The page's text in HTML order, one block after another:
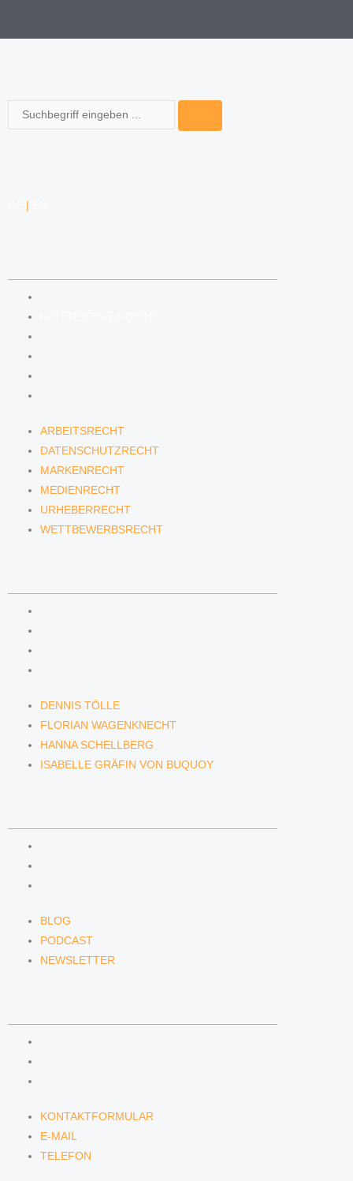
Suche
ARBEITSRECHT
DATENSCHUTZRECHT
MARKENRECHT
MEDIENRECHT
URHEBERRECHT
WETTBEWERBSRECHT
DENNIS TÖLLE
FLORIAN WAGENKNECHT
HANNA SCHELLBERG
ISABELLE GRÄFIN VON BUQUOY
BLOG
PODCAST
NEWSLETTER
KONTAKTFORMULAR
E-MAIL
TELEFON